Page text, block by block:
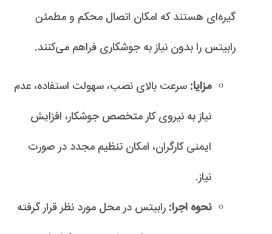
گیره‌ای هستند که امکان اتصال محکم و مطمئن
رابیتس را بدون نیاز به جوشکاری فراهم می‌کنند.
مزایا: سرعت بالای نصب، سهولت استفاده، عدم
نیاز به نیروی کار متخصص جوشکار، افزایش
ایمنی کارگران، امکان تنظیم مجدد در صورت
نیاز.
نحوه اجرا: رابیتس در محل مورد نظر قرار گرفته